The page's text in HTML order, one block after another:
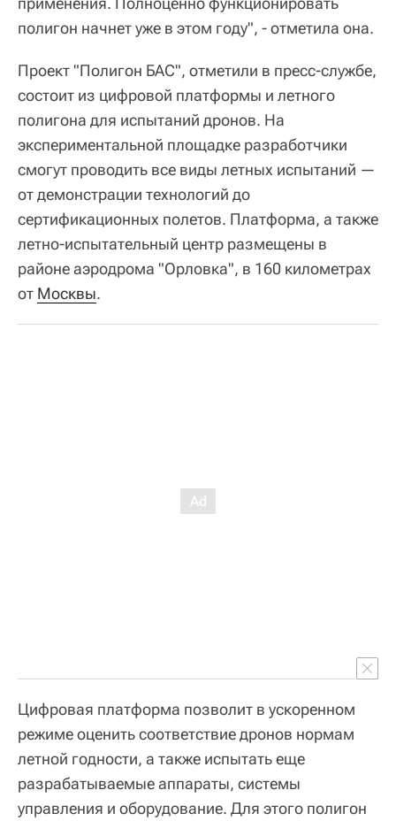
полигон начнет уже в этом году", - отметила она.
Проект "Полигон БАС", отметили в пресс-службе,
состоит из цифровой платформы и летного
полигона для испытаний дронов. На
экспериментальной площадке разработчики
смогут проводить все виды летных испытаний —
от демонстрации технологий до
сертификационных полетов. Платформа, а также
летно-испытательный центр размещены в
районе аэродрома "Орловка", в 160 километрах
от Москвы.
Цифровая платформа позволит в ускоренном
режиме оценить соответствие дронов нормам
летной годности, а также испытать еще
разрабатываемые аппараты, системы
управления и оборудование. Для этого полигон